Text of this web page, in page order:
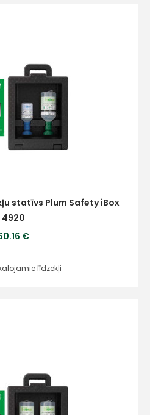
statīvs Plum Safety iBox
4920
€
līdzekļi
Klientu
atbalsts
Darbdienās:
8:00 – 17:00
info@hards.lv